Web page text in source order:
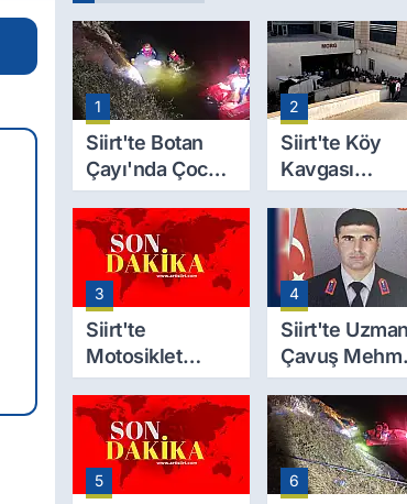
1
Siirt'te Botan
Çayı'nda Çocuk
Cesedi
Bulundu: Kayıp
Baba İçin Arama
Çalışmaları
Başlıyor
2
Siirt'te Köy
Kavgası
Cinayetle
Sonuçlandı:
Selim B.
Hayatını
Kaybetti
3
Siirt'te
Motosiklet
Kazası Can Aldı:
39 Yaşındaki
Mesut Yıldız
Hayatını
Kaybetti
4
Siirt'te Uzman
Çavuş
Salih Sarıyer,
Evinde Ölü
Bulundu
5 6